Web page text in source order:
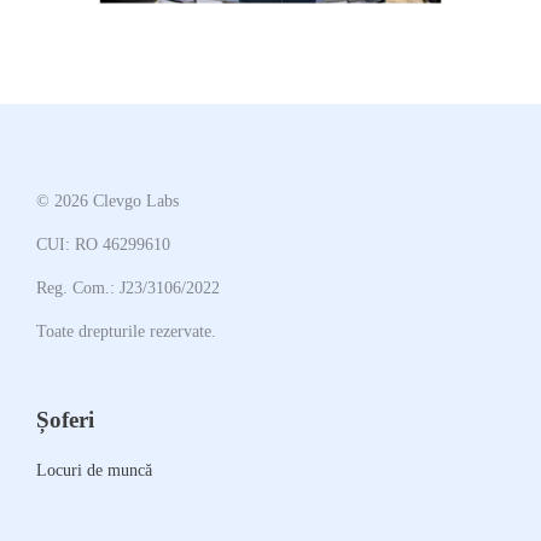
© 2026 Clevgo Labs
CUI: RO 46299610
Reg. Com.: J23/3106/2022
Toate drepturile rezervate.
Șoferi
Locuri de muncă